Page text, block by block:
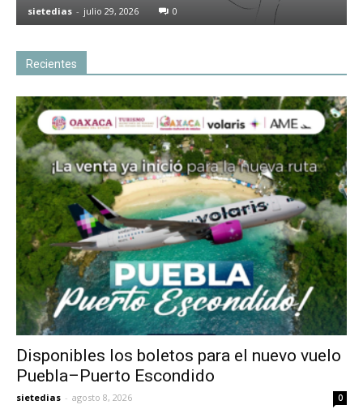
sietedias - julio 29, 2026 0
Recientes
Disponibles los boletos para el nuevo vuelo
Puebla–Puerto Escondido
sietedias - agosto 8, 2026 0